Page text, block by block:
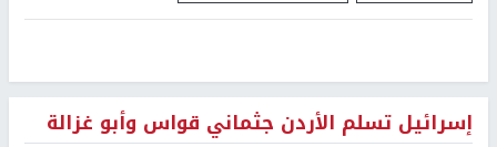
إسرائيل تسلم الأردن جثماني قواس وأبو غزالة